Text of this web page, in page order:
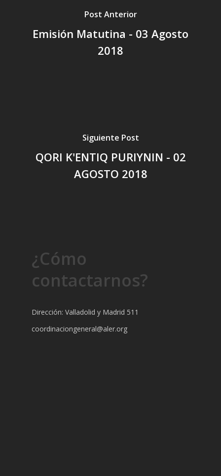
Post Anterior
Emisión Matutina - 03 Agosto
2018
Siguiente Post
QORI K'ENTIQ PURIYNIN - 02
AGOSTO 2018
¿Cómo
contactarnos?
Dirección: Valladolid y Madrid 511
coordinaciongeneral@aler.org